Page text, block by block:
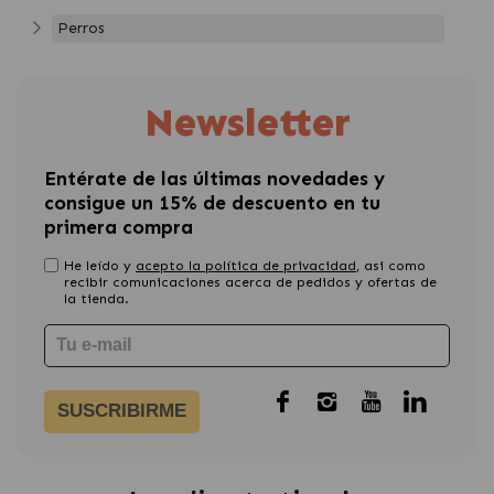
Perros
Newsletter
Entérate de las últimas novedades y
consigue un 15% de descuento en tu
primera compra
He leído y acepto la política de privacidad, asi como
recibir comunicaciones acerca de pedidos y ofertas de
la tienda.
SUSCRIBIRME